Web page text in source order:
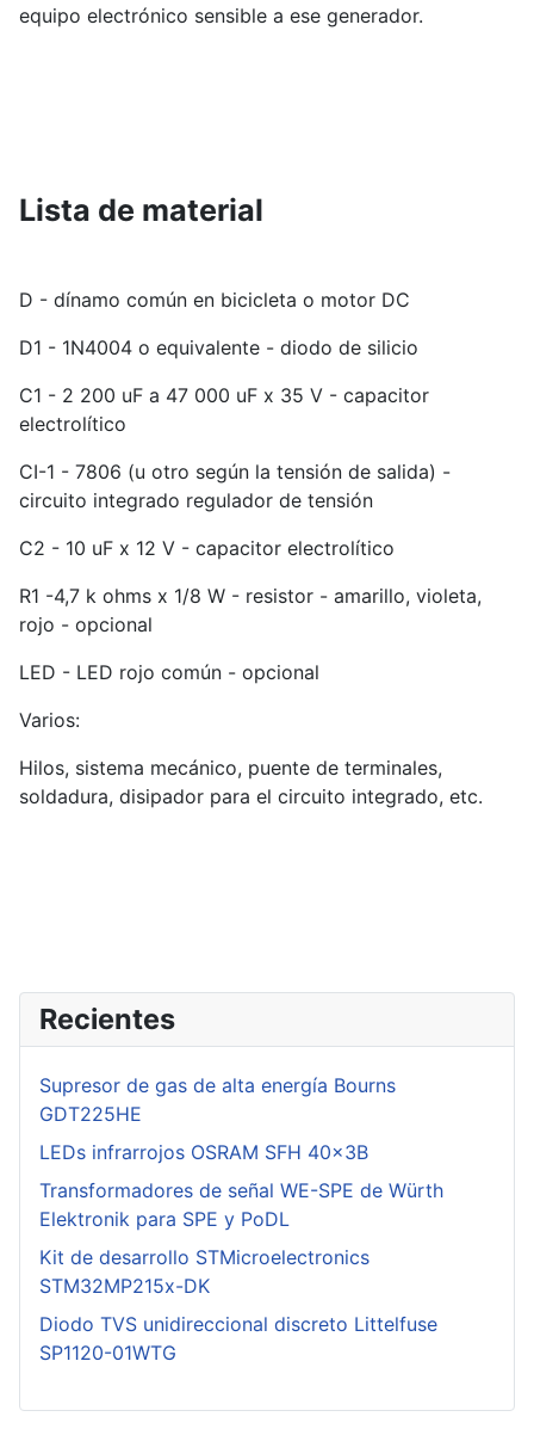
equipo electrónico sensible a ese generador.
Lista de material
D - dínamo común en bicicleta o motor DC
D1 - 1N4004 o equivalente - diodo de silicio
C1 - 2 200 uF a 47 000 uF x 35 V - capacitor
electrolítico
CI-1 - 7806 (u otro según la tensión de salida) -
circuito integrado regulador de tensión
C2 - 10 uF x 12 V - capacitor electrolítico
R1 -4,7 k ohms x 1/8 W - resistor - amarillo, violeta,
rojo - opcional
LED - LED rojo común - opcional
Varios:
Hilos, sistema mecánico, puente de terminales,
soldadura, disipador para el circuito integrado, etc.
Recientes
Supresor de gas de alta energía Bourns
GDT225HE
LEDs infrarrojos OSRAM SFH 40x3B
Transformadores de señal WE-SPE de Würth
Elektronik para SPE y PoDL
Kit de desarrollo STMicroelectronics
STM32MP215x-DK
Diodo TVS unidireccional discreto Littelfuse
SP1120-01WTG